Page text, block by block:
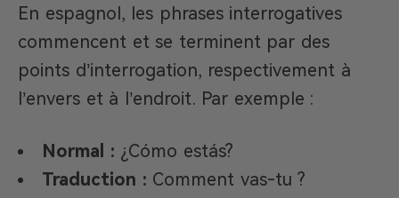
En espagnol, les phrases interrogatives
commencent et se terminent par des
points d’interrogation, respectivement à
l’envers et à l’endroit. Par exemple :
Normal : ¿Cómo estás?
Traduction : Comment vas-tu ?